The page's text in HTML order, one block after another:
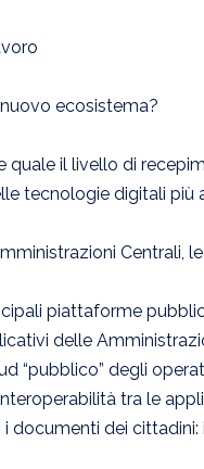
ecosistema?
quale il livello di
tecnologie digitali più
Centrali,
piattaforme
delle
“pubblico” degli
tra le
dei cittadini: